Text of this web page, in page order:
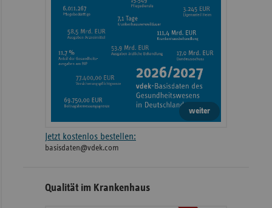
weiter
Jetzt kostenlos bestellen:
basisdaten@vdek.com
Qualität im Krankenhaus